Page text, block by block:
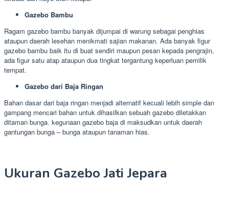
Gazebo Bambu
Ragam gazebo bambu banyak dijumpai di warung sebagai penghias
ataupun daerah lesehan menikmati sajian makanan. Ada banyak figur
gazebo bambu baik itu di buat sendiri maupun pesan kepada pengrajin,
ada figur satu atap ataupun dua tingkat tergantung keperluan pemilik
tempat.
Gazebo dari Baja Ringan
Bahan dasar dari baja ringan menjadi alternatif kecuali lebih simple dan
gampang mencari bahan untuk dihasilkan sebuah gazebo diletakkan
ditaman bunga. kegunaan gazebo baja di maksudkan untuk daerah
gantungan bunga – bunga ataupun tanaman hias.
Ukuran Gazebo Jati Jepara